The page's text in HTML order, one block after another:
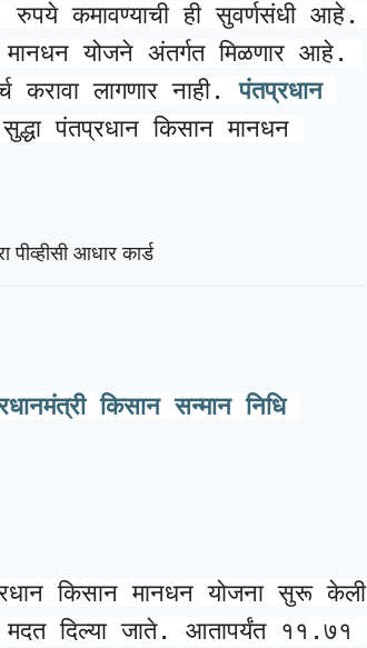
रुपये कमावण्याची ही सुवर्णसंधी आहे.
मानधन योजने अंतर्गत मिळणार आहे.
करावा लागणार नाही. पंतप्रधान
पंतप्रधान किसान मानधन
आधार कार्ड
किसान सन्मान निधि
किसान मानधन योजना सुरू केली
मदत दिल्या जाते. आतापर्यंत ११.७१